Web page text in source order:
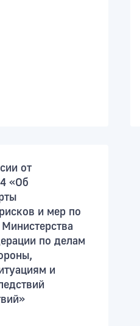
от
«Об
и мер по
по делам
и